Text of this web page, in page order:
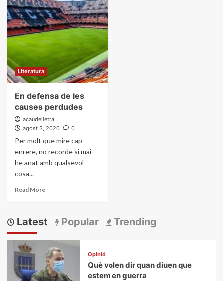
Literatura
En defensa de les
causes perdudes
acaudelletra
agost 3, 2020
0
Per molt que mire cap
enrere, no recorde si mai
he anat amb qualsevol
cosa...
Read More
Latest Popular Trending
Opinió
Què volen dir quan diuen que
estem en guerra